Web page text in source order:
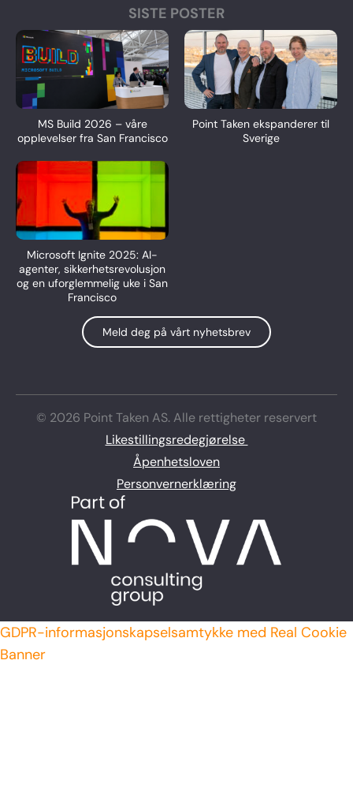
SISTE POSTER
MS Build 2026 – våre
opplevelser fra San Francisco
Point Taken ekspanderer til
Sverige
Microsoft Ignite 2025: AI-
agenter, sikkerhetsrevolusjon
og en uforglemmelig uke i San
Francisco
Meld deg på vårt nyhetsbrev
© 2026 Point Taken AS. Alle rettigheter reservert
Likestillingsredegjørelse
Åpenhetsloven
Personvernerklæring
GDPR-informasjonskapselsamtykke med Real Cookie
Banner